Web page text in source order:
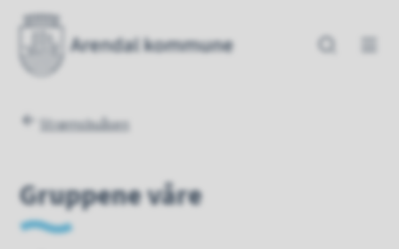
Strømsbuåsen barnehage
Du er her:
Strømsbuåsen
Gruppene våre